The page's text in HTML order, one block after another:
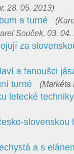
28. 05. 2013)
a turné
Souček, 03. 04.
za
a fanoušci
turné
(Markéta
letecké
slovenskou
a s